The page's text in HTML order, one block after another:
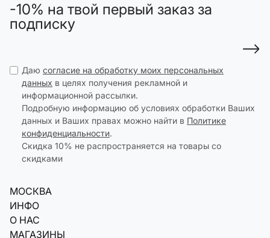
-10% на твой первый заказ за
подписку
Даю согласие на обработку моих персональных
данных в целях получения рекламной и
информационной рассылки.
Подробную информацию об условиях обработки Ваших
данных и Ваших правах можно найти в Политике
конфиденциальности.
Скидка 10% не распространяется на товары со
скидками
МОСКВА
ИНФО
О НАС
МАГАЗИНЫ